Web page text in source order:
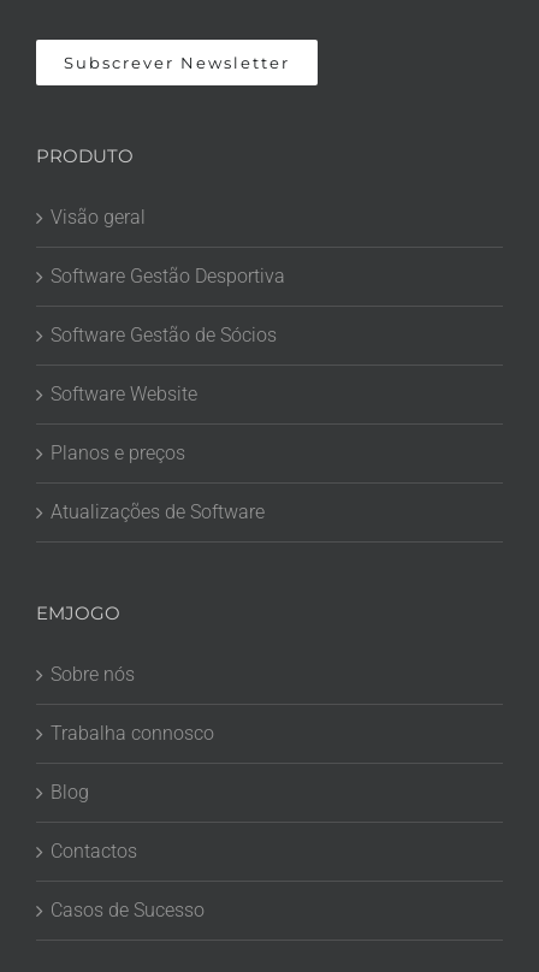
Subscrever Newsletter
PRODUTO
Visão geral
Software Gestão Desportiva
Software Gestão de Sócios
Software Website
Planos e preços
Atualizações de Software
EMJOGO
Sobre nós
Trabalha connosco
Blog
Contactos
Casos de Sucesso